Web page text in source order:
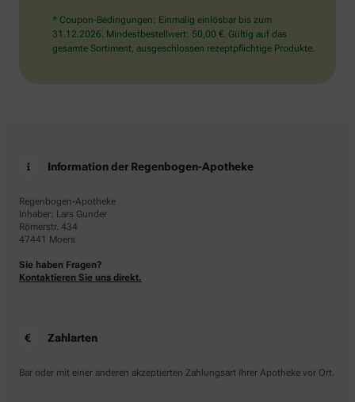
* Coupon-Bedingungen: Einmalig einlösbar bis zum
31.12.2026. Mindestbestellwert: 50,00 €. Gültig auf das
gesamte Sortiment, ausgeschlossen rezeptpflichtige Produkte.
Information der Regenbogen-Apotheke
Regenbogen-Apotheke
Inhaber: Lars Gunder
Römerstr. 434
47441 Moers
Sie haben Fragen?
Kontaktieren Sie uns direkt.
Zahlarten
Bar oder mit einer anderen akzeptierten Zahlungsart Ihrer Apotheke vor Ort.